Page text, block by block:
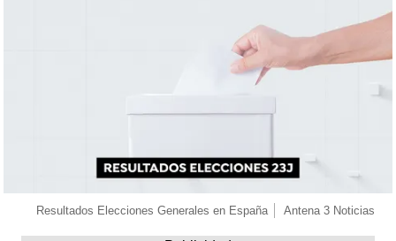
Resultados Elecciones Generales en España Antena 3 Noticias